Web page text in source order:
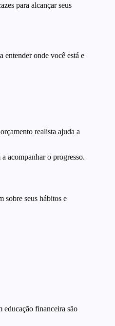
para alcançar seus
entender onde você está e
realista ajuda a
acompanhar o progresso.
sobre seus hábitos e
educação financeira são